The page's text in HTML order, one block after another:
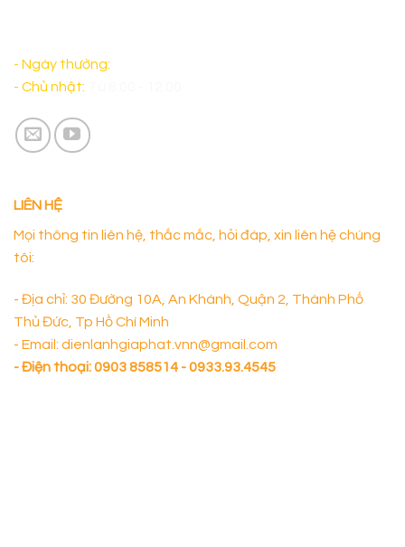
- Ngày thường:
- Chủ nhật:
LIÊN HỆ
Mọi thông tin liên hệ, thắc mắc, hỏi đáp, xin liên hệ chúng
tôi:
- Địa chỉ: 30 Đường 10A, An Khánh, Quận 2, Thành Phố
Thủ Đức, Tp Hồ Chí Minh
- Email: dienlanhgiaphat.vnn@gmail.com
- Điện thoại:0903 858514 - 0933.93.4545